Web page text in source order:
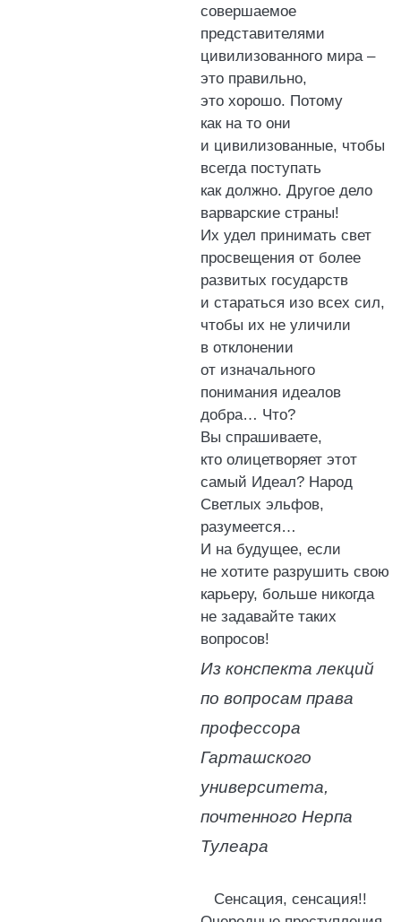
совершаемое
представителями
цивилизованного мира –
это правильно,
это хорошо. Потому
как на то они
и цивилизованные, чтобы
всегда поступать
как должно. Другое дело
варварские страны!
Их удел принимать свет
просвещения от более
развитых государств
и стараться изо всех сил,
чтобы их не уличили
в отклонении
от изначального
понимания идеалов
добра… Что?
Вы спрашиваете,
кто олицетворяет этот
самый Идеал? Народ
Светлых эльфов,
разумеется…
И на будущее, если
не хотите разрушить свою
карьеру, больше никогда
не задавайте таких
вопросов!
Из конспекта лекций
по вопросам права
профессора
Гарташского
университета,
почтенного Нерпа
Тулеара
Сенсация, сенсация!!